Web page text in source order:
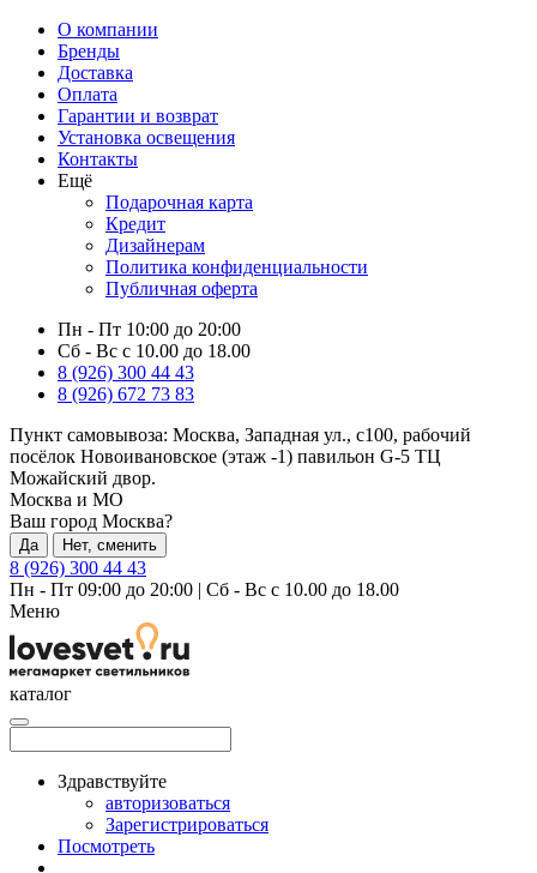
О компании
Бренды
Доставка
Оплата
Гарантии и возврат
Установка освещения
Контакты
Ещё
Подарочная карта
Кредит
Дизайнерам
Политика конфиденциальности
Публичная оферта
Пн - Пт 10:00 до 20:00
Сб - Вс с 10.00 до 18.00
8 (926) 300 44 43
8 (926) 672 73 83
Пункт самовывоза: Москва, Западная ул., с100, рабочий
посёлок Новоивановское (этаж -1) павильон G-5 ТЦ
Можайский двор.
Москва и МО
Ваш город Москва?
Да Нет, сменить
8 (926) 300 44 43
Пн - Пт 09:00 до 20:00 | Сб - Вс с 10.00 до 18.00
Меню
каталог
Здравствуйте
авторизоваться
Зарегистрироваться
Посмотреть